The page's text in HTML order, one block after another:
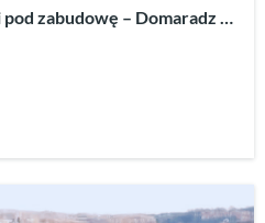
zabudowę – Domaradz –